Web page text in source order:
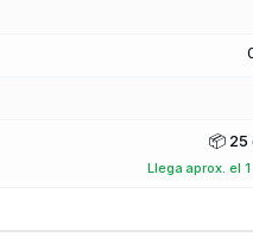
📦 25
Llega aprox. el